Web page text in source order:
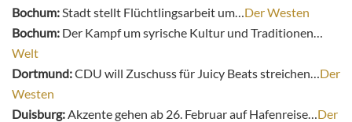
Bochum: Stadt stellt Flüchtlingsarbeit um… Der Westen
Bochum: Der Kampf um syrische Kultur und Traditionen…
Welt
Dortmund:CDU will Zuschuss für Juicy Beats streichen… Der
Westen
Duisburg: Akzente gehen ab 26. Februar auf Hafenreise… Der